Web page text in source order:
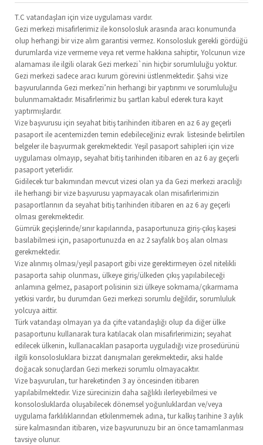
T.C vatandaşları için vize uygulaması vardır.
Gezi merkezi misafirlerimiz ile konsolosluk arasında aracı konumunda
olup herhangi bir vize alım garantisi vermez. Konsolosluk gerekli gördüğü
durumlarda vize vermeme veya ret verme hakkına sahiptir, Yolcunun vize
alamaması ile ilgili olarak Gezi merkezi`nin hiçbir sorumluluğu yoktur.
Gezi merkezi sadece aracı kurum görevini üstlenmektedir. Şahsi vize
başvurularında Gezi merkezi’nin herhangi bir yaptırımı ve sorumluluğu
bulunmamaktadır. Misafirlerimiz bu şartları kabul ederek tura kayıt
yaptırmışlardır.
Vize başvurusu için seyahat bitiş tarihinden itibaren en az 6 ay geçerli
pasaport ile acentemizden temin edebileceğiniz evrak listesinde belirtilen
belgeler ile başvurmak gerekmektedir. Yeşil pasaport sahipleri için vize
uygulaması olmayıp, seyahat bitiş tarihinden itibaren en az 6 ay geçerli
pasaport yeterlidir.
Gidilecek tur bakımından mevcut vizesi olan ya da Gezi merkezi aracılığı
ile herhangi bir vize başvurusu yapmayacak olan misafirlerimizin
pasaportlarının da seyahat bitiş tarihinden itibaren en az 6 ay geçerli
olması gerekmektedir.
Gümrük geçişlerinde/sınır kapılarında, pasaportunuza giriş-çıkış kaşesi
basılabilmesi için, pasaportunuzda en az 2 sayfalık boş alan olması
gerekmektedir.
Vize alınmış olması/yeşil pasaport gibi vize gerektirmeyen özel nitelikli
pasaporta sahip olunması, ülkeye giriş/ülkeden çıkış yapılabileceği
anlamına gelmez, pasaport polisinin sizi ülkeye sokmama/çıkarmama
yetkisi vardır, bu durumdan Gezi merkezi sorumlu değildir, sorumluluk
yolcuya aittir.
Türk vatandaşı olmayan ya da çifte vatandaşlığı olup da diğer ülke
pasaportunu kullanarak tura katılacak olan misafirlerimizin; seyahat
edilecek ülkenin, kullanacakları pasaporta uyguladığı vize prosedürünü
ilgili konsolosluklara bizzat danışmaları gerekmektedir, aksi halde
doğacak sonuçlardan Gezi merkezi sorumlu olmayacaktır.
Vize başvuruları, tur hareketinden 3 ay öncesinden itibaren
yapılabilmektedir. Vize sürecinizin daha sağlıklı ilerleyebilmesi ve
konsolosluklarda oluşabilecek dönemsel yoğunluklardan ve/veya
uygulama farklılıklarından etkilenmemek adına, tur kalkış tarihine 3 aylık
süre kalmasından itibaren, vize başvurunuzu bir an önce tamamlanması
tavsiye olunur.